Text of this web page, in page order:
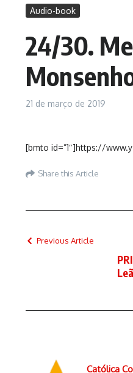
Audio-book
24/30.
21 de março de 2019
[bmto id=”1″]https://
Share this Article
Previous Article
Católica